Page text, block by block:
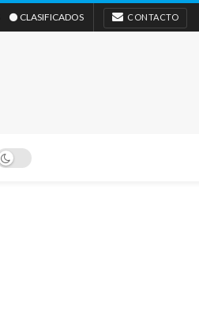
⚫ CLASIFICADOS CONTACTO